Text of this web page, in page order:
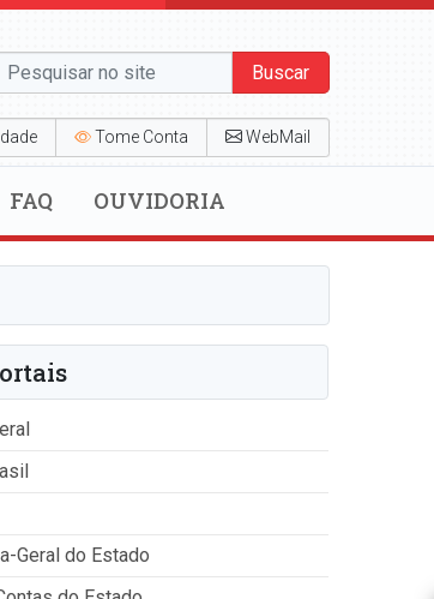
Buscar
Tome Conta WebMail
FAQ OUVIDORIA
Geral do Estado